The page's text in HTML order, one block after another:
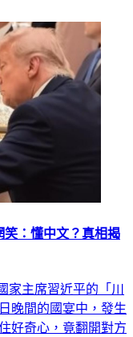
：懂中文？真相揭
家主席習近平的「川
晚間的國宴中，發生
好奇心，竟翻開對方